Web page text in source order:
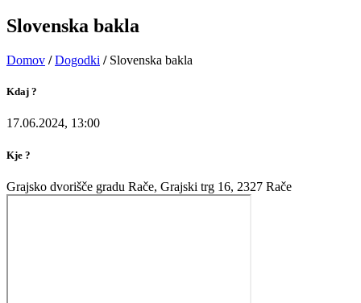
Slovenska bakla
Domov / Dogodki / Slovenska bakla
Kdaj ?
17.06.2024, 13:00
Kje ?
Grajsko dvorišče gradu Rače, Grajski trg 16, 2327 Rače